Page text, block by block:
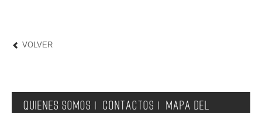
VOLVER
QUIENES SOMOS CONTACTOS
MAPA DEL